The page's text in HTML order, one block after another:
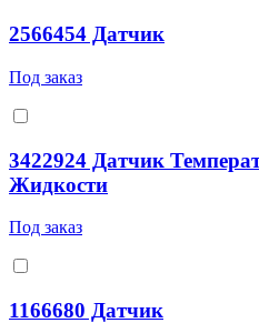
2566454 Датчик
Под заказ
3422924 Датчик
Жидкости
Под заказ
1166680 Датчик